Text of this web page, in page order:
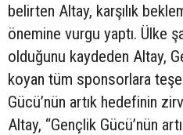
belirten Altay, karşılık
önemine vurgu yaptı. Ülke
olduğunu kaydeden Altay,
koyan tüm sponsorlara
Gücü’nün artık hedefinin
Altay, “Gençlik Gücü’nün